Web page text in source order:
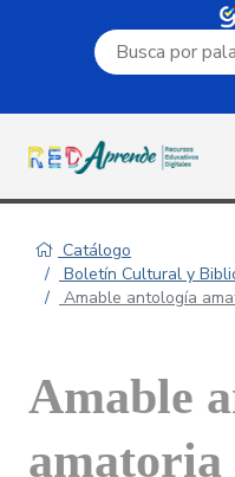
Campo de
Catálogo
Boletín Cultural y
Amable antología
Amable
amatoria